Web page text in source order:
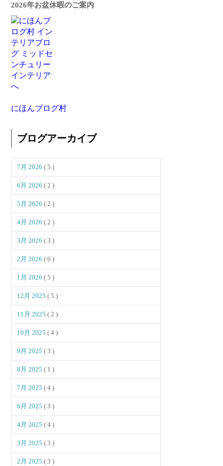
2026年お盆休暇のご案内
にほんブログ村
ブログアーカイブ
7月 2026( 5 )
6月 2026( 2 )
5月 2026( 2 )
4月 2026( 2 )
3月 2026( 3 )
2月 2026( 6 )
1月 2026( 5 )
12月 2025( 5 )
11月 2025( 2 )
10月 2025( 4 )
9月 2025( 3 )
8月 2025( 1 )
7月 2025( 4 )
6月 2025( 3 )
4月 2025( 4 )
3月 2025( 3 )
2月 2025( 3 )